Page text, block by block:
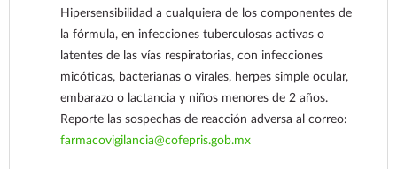
El Furoato de Mometasona en Spray nasal está
indicado para el tratamiento de síntomas
asociados a la hipertrofia de adenoides en niños y
adolescentes a partir de los 2 años de edad, como
ronquido nocturno, congestión nasal, respiración
oral, rinorrea y descarga retronasal.
El Furoato de Mometasona en Spray nasal
Hipersensibilidad a cualquiera de los componentes de
la fórmula, en infecciones tuberculosas activas o
latentes de las vías respiratorias, con infecciones
micóticas, bacterianas o virales, herpes simple ocular,
embarazo o lactancia y niños menores de 2 años.
Reporte las sospechas de reacción adversa al correo:
farmacovigilancia@cofepris.gob.mx